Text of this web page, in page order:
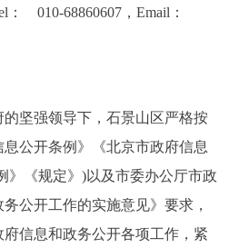
： 010-68860607，Email：
坚强领导下，石景山区严格按
公开条例》《北京市政府信息
》《规定》)以及市委办公厅市政
公开工作的实施意见》要求，
信息和政务公开各项工作，紧